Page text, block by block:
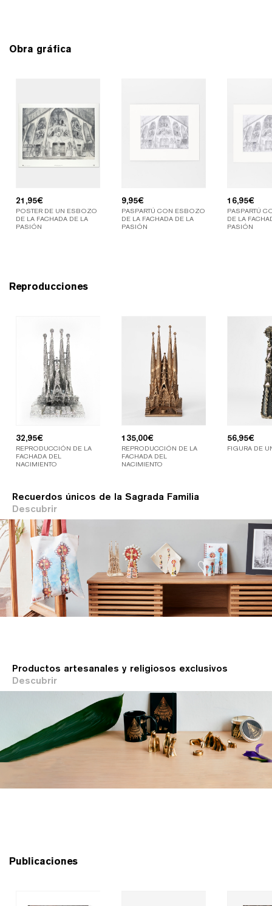
Obra gráfica
21,95€
POSTER DE UN ESBOZO
DE LA FACHADA DE LA
PASIÓN
9,95€
PASPARTÚ CON ESBOZO
DE LA FACHADA DE LA
PASIÓN
16,95€
PASPARTÚ
DE LA
PASIÓN
Reproducciones
32,95€
REPRODUCCIÓN DE LA
FACHADA DEL
NACIMIENTO
135,00€
REPRODUCCIÓN DE LA
FACHADA DEL
NACIMIENTO
56,95€
FIGURA DE
Recuerdos únicos de la Sagrada Familia
Descubrir
Productos artesanales y religiosos exclusivos
Descubrir
Publicaciones